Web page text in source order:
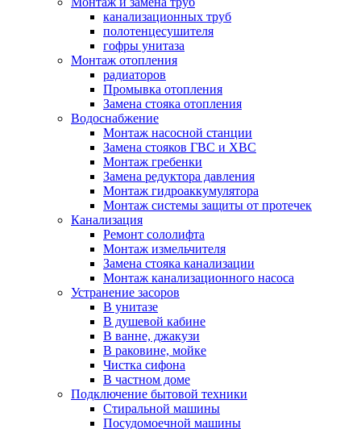
канализационных труб
полотенцесушителя
гофры унитаза
Монтаж отопления
радиаторов
Промывка отопления
Замена стояка отопления
Водоснабжение
Монтаж насосной станции
Замена стояков ГВС и ХВС
Монтаж гребенки
Замена редуктора давления
Монтаж гидроаккумулятора
Монтаж системы защиты от протечек
Канализация
Ремонт сололифта
Монтаж измельчителя
Замена стояка канализации
Монтаж канализационного насоса
Устранение засоров
В унитазе
В душевой кабине
В ванне, джакузи
В раковине, мойке
Чистка сифона
В частном доме
Подключение бытовой техники
Стиральной машины
Посудомоечной машины